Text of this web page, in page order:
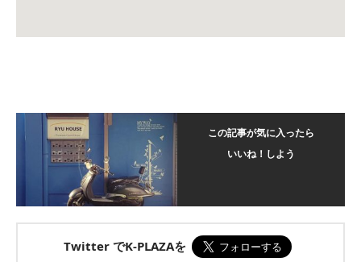
この記事が気に入ったら
いいね！しよう
Twitter でK-PLAZAを